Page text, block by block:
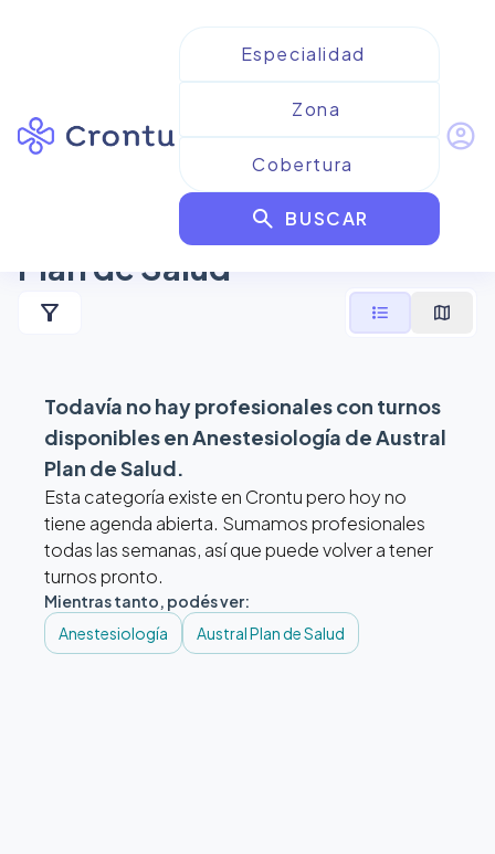
search BUSCAR
account_circle
Resultados para
Anestesiología de Austral
Plan de Salud
filter_alt format_list_bulleted map
Todavía no hay profesionales con turnos
disponibles enAnestesiología de Austral
Plan de Salud.
Esta categoría existe en Crontu pero hoy no
tiene agenda abierta. Sumamos profesionales
todas las semanas, así que puede volver a tener
turnos pronto.
Mientras tanto, podés ver:
Anestesiología
Austral Plan de Salud